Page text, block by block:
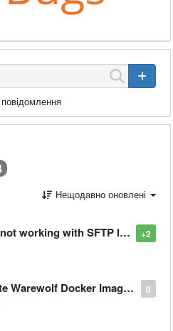
Нещодавно оновлені
+2
SFTP location having long password
0
Image to Windows Server 2022 Base